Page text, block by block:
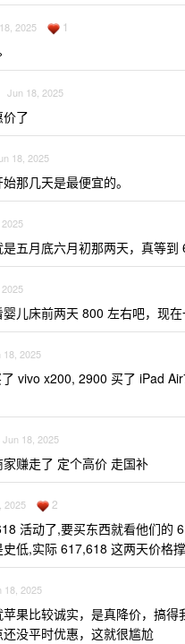
2025 1
Jun 18, 2025
了
18, 2025
那几天是最便宜的。
五月底六月初那两天，真等
儿床前两天 800 左右吧，现
18, 2025
vivo x200, 2900 买了 iPad
Jun 18, 2025
赚走了 定个高价 走国补
2025 2
活动了,要买东西就看他们的
低,实际 617,618 这两天价格
18, 2025
果比较诚实，是真降价，搞
没平时优惠，这就很尴尬